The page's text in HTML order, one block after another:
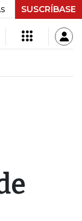
+$ 0,05 +0,01%
SUSCRÍBASE